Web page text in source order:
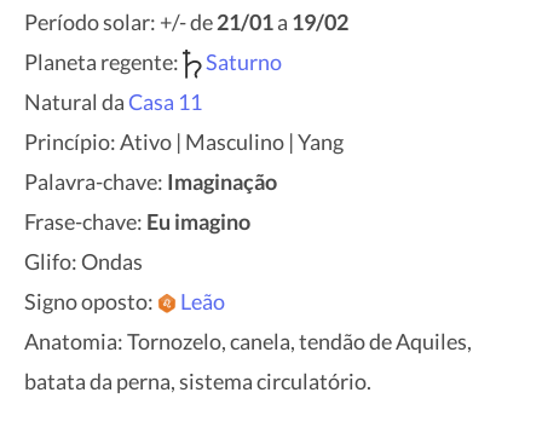
Período solar: +/- de21/01a 19/02
Planeta regente:
Saturno
Natural daCasa 11
Princípio: Ativo | Masculino | Yang
Palavra-chave: Imaginação
Frase-chave: Eu imagino
Glifo: Ondas
Signo oposto:
Leão
Anatomia: Tornozelo, canela, tendão de Aquiles,
batata da perna, sistema circulatório.